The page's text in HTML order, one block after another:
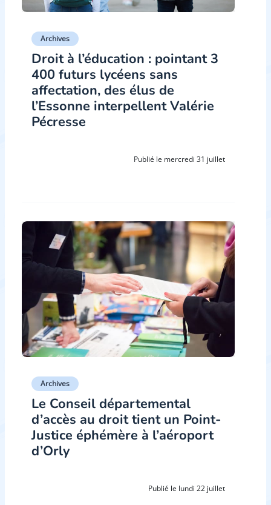
Archives
Droit à l’éducation : pointant 3
400 futurs lycéens sans
affectation, des élus de
l’Essonne interpellent Valérie
Pécresse
Publié le mercredi 31 juillet
Archives
Le Conseil départemental
d’accès au droit tient un Point-
Justice éphémère à l’aéroport
d’Orly
Publié le lundi 22 juillet